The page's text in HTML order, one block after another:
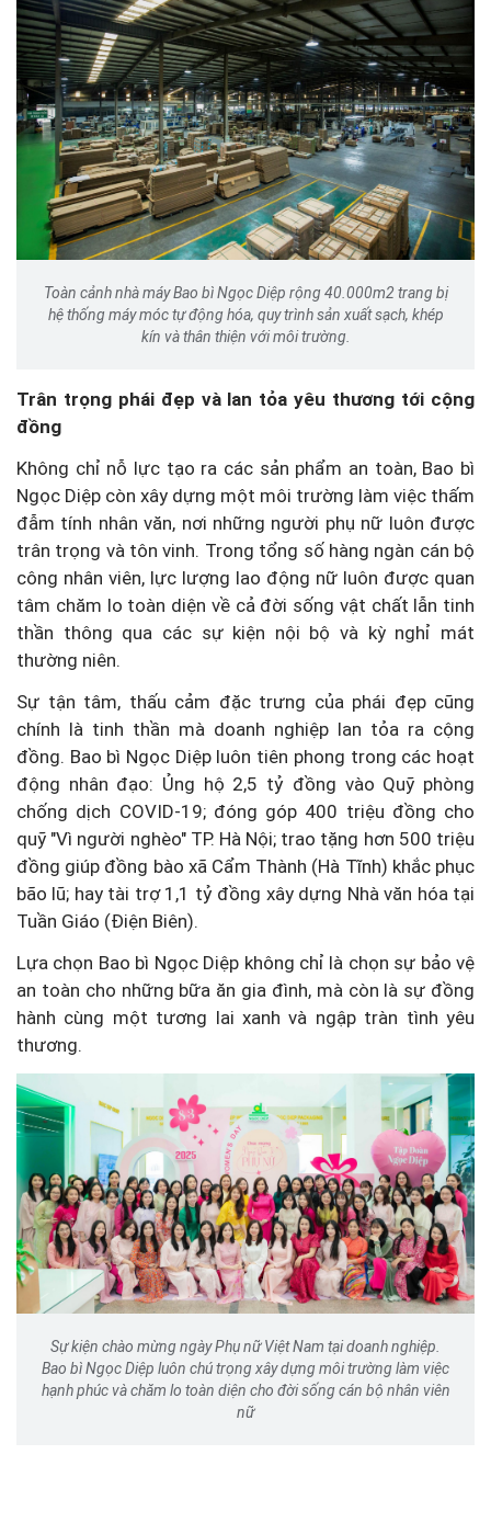
Toàn cảnh nhà máy Bao bì Ngọc Diệp rộng 40.000m2 trang bị
hệ thống máy móc tự động hóa, quy trình sản xuất sạch, khép
kín và thân thiện với môi trường.
Trân trọng phái đẹp và lan tỏa yêu thương tới cộng
đồng
Không chỉ nỗ lực tạo ra các sản phẩm an toàn, Bao bì
Ngọc Diệp còn xây dựng một môi trường làm việc thấm
đẫm tính nhân văn, nơi những người phụ nữ luôn được
trân trọng và tôn vinh. Trong tổng số hàng ngàn cán bộ
công nhân viên, lực lượng lao động nữ luôn được quan
tâm chăm lo toàn diện về cả đời sống vật chất lẫn tinh
thần thông qua các sự kiện nội bộ và kỳ nghỉ mát
thường niên.
Sự tận tâm, thấu cảm đặc trưng của phái đẹp cũng
chính là tinh thần mà doanh nghiệp lan tỏa ra cộng
đồng. Bao bì Ngọc Diệp luôn tiên phong trong các hoạt
động nhân đạo: Ủng hộ 2,5 tỷ đồng vào Quỹ phòng
chống dịch COVID-19; đóng góp 400 triệu đồng cho
quỹ "Vì người nghèo" TP. Hà Nội; trao tặng hơn 500 triệu
đồng giúp đồng bào xã Cẩm Thành (Hà Tĩnh) khắc phục
bão lũ; hay tài trợ 1,1 tỷ đồng xây dựng Nhà văn hóa tại
Tuần Giáo (Điện Biên).
Lựa chọn Bao bì Ngọc Diệp không chỉ là chọn sự bảo vệ
an toàn cho những bữa ăn gia đình, mà còn là sự đồng
hành cùng một tương lai xanh và ngập tràn tình yêu
thương.
Sự kiện chào mừng ngày Phụ nữ Việt Nam tại doanh nghiệp.
Bao bì Ngọc Diệp luôn chú trọng xây dựng môi trường làm việc
hạnh phúc và chăm lo toàn diện cho đời sống cán bộ nhân viên
nữ